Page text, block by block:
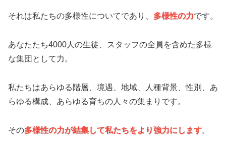
それは私たちの多様性についてであり、 多様性の力です。
あなたたち4000人の生徒、スタッフの全員を含めた多様
な集団として力。
私たちはあらゆる階層、境遇、地域、人種背景、性別、あ
らゆる構成、あらゆる育ちの人々の集まりです。
その多様性の力が結集して私たちをより強力にします。